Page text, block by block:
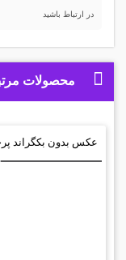
در ارتباط باشید
محصولات
عکس بدون بکگراند